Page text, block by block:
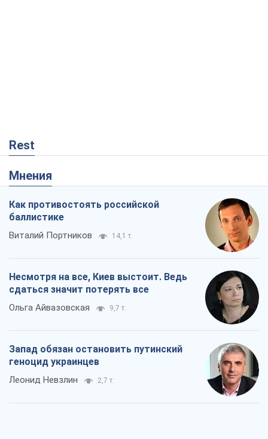
Rest
Мнения
Как противостоять российской
баллистике
Виталий Портников 14,1 т.
Несмотря на все, Киев выстоит. Ведь
сдаться значит потерять все
Ольга Айвазовская 9,7 т.
Запад обязан остановить путинский
геноцид украинцев
Леонид Невзлин 2,7 т.